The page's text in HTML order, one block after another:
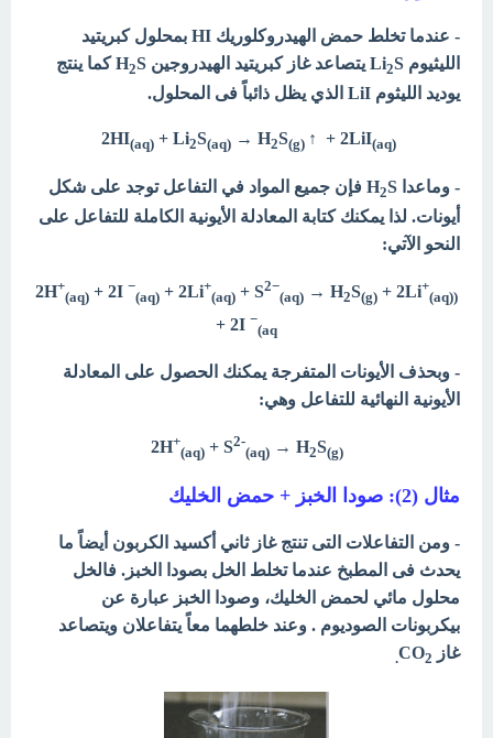
- عندما تخلط حمض الهيدروكلوريك HI بمحلول كبريتيد
الليثيوم Li
2S يتصاعد غاز كبريتيد الهيدروجين H 2
S كما ينتج
يوديد الليثوم LiI الذي يظل ذائباً فى المحلول.
(
2HI(aq) + Li2S(aq) → H2S(g) ↑ + 2LiI(aq
- وماعدا H 2
S فإن جميع المواد في التفاعل توجد على شكل
أيونات. لذا يمكنك كتابة المعادلة الأيونية الكاملة للتفاعل على
النحو الآتي:
(
2H+
(aq) + 2I −
(aq) + 2Li+
(aq) + S2−
(aq) → H2S(g) + 2Li+
(aq)
+ 2I −
(aq
- وبحذف الأيونات المتفرجة يمكنك الحصول على المعادلة
الأيونية النهائية للتفاعل وهي:
(
2H+
(aq)+ S2-
(aq)→ H2S(g
مثال (2): صودا الخبز + حمض الخليك
- ومن التفاعلات التى تنتج غاز ثاني أكسيد الكربون أيضاً ما
يحدث فى المطبخ عندما تخلط الخل بصودا الخبز. فالخل
محلول مائي لحمض الخليك، وصودا الخبز عبارة عن
بيكربونات الصوديوم . وعند خلطهما معاً يتفاعلان ويتصاعد
غاز CO
2.